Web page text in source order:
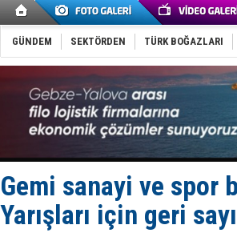
GÜNDEM SEKTÖRDEN TÜRK BOĞAZLARI
Gemi sanayi ve spor
Yarışları için geri